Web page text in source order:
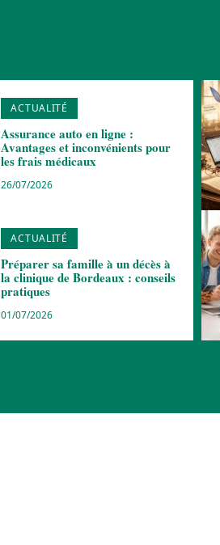
ACTUALITÉ
Assurance auto en ligne :
Avantages et inconvénients pour
les frais médicaux
26/07/2026
ACTUALITÉ
Préparer sa famille à un décès à
la clinique de Bordeaux : conseils
pratiques
01/07/2026